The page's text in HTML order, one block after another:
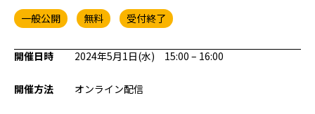
刊行順
ゲーム/CG
映像/映画/アニメ
ファッション/デザイン/他
チュートリアル
一般公開 無料 受付終了
開催日時 2024年5月1日(水) 15:00 – 16:00
開催方法 オンライン配信